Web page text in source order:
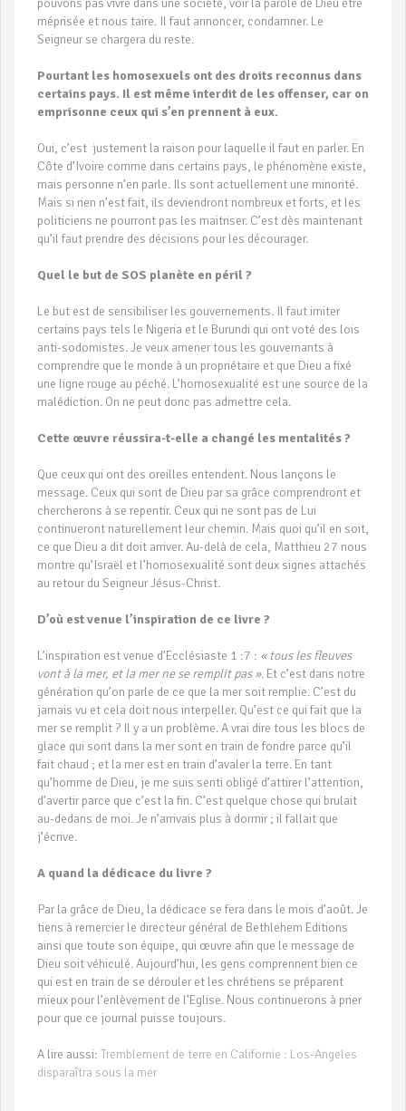
pouvons pas vivre dans une société, voir la parole de Dieu être
méprisée et nous taire. Il faut annoncer, condamner. Le
Seigneur se chargera du reste.
Pourtant les homosexuels ont des droits reconnus dans
certains pays. Il est même interdit de les offenser, car on
emprisonne ceux qui s’en prennent à eux.
Oui, c’est justement la raison pour laquelle il faut en parler. En
Côte d’Ivoire comme dans certains pays, le phénomène existe,
mais personne n’en parle. Ils sont actuellement une minorité.
Mais si rien n’est fait, ils deviendront nombreux et forts, et les
politiciens ne pourront pas les maitriser. C’est dès maintenant
qu’il faut prendre des décisions pour les décourager.
Quel le but de SOS planète en péril ?
Le but est de sensibiliser les gouvernements. Il faut imiter
certains pays tels le Nigeria et le Burundi qui ont voté des lois
anti-sodomistes. Je veux amener tous les gouvernants à
comprendre que le monde à un propriétaire et que Dieu a fixé
une ligne rouge au péché. L’homosexualité est une source de la
malédiction. On ne peut donc pas admettre cela.
Cette œuvre réussira-t-elle a changé les mentalités ?
Que ceux qui ont des oreilles entendent. Nous lançons le
message. Ceux qui sont de Dieu par sa grâce comprendront et
chercherons à se repentir. Ceux qui ne sont pas de Lui
continueront naturellement leur chemin. Mais quoi qu’il en soit,
ce que Dieu a dit doit arriver. Au-delà de cela, Matthieu 27 nous
montre qu’Israël et l’homosexualité sont deux signes attachés
au retour du Seigneur Jésus-Christ.
D’où est venue l’inspiration de ce livre ?
L’inspiration est venue d’Ecclésiaste 1 :7 : « tous les fleuves
vont à la mer, et la mer ne se remplit pas ». Et c’est dans notre
génération qu’on parle de ce que la mer soit remplie. C’est du
jamais vu et cela doit nous interpeller. Qu’est ce qui fait que la
mer se remplit ? Il y a un problème. A vrai dire tous les blocs de
glace qui sont dans la mer sont en train de fondre parce qu’il
fait chaud ; et la mer est en train d’avaler la terre. En tant
qu’homme de Dieu, je me suis senti obligé d’attirer l’attention,
d’avertir parce que c’est la fin. C’est quelque chose qui brulait
au-dedans de moi. Je n’arrivais plus à dormir ; il fallait que
j’écrive.
A quand la dédicace du livre ?
Par la grâce de Dieu, la dédicace se fera dans le mois d’août. Je
tiens à remercier le directeur général de Bethlehem Editions
ainsi que toute son équipe, qui œuvre afin que le message de
Dieu soit véhiculé. Aujourd’hui, les gens comprennent bien ce
qui est en train de se dérouler et les chrétiens se préparent
mieux pour l’enlèvement de l’Eglise. Nous continuerons à prier
pour que ce journal puisse toujours.
A lire aussi: Tremblement de terre en Californie : Los-Angeles
disparaîtra sous la mer